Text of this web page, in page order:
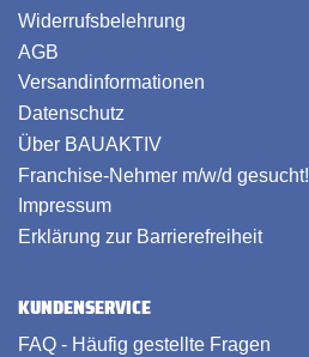
Widerrufsbelehrung
AGB
Versandinformationen
Datenschutz
Über BAUAKTIV
Franchise-Nehmer m/w/d gesucht!
Impressum
Erklärung zur Barrierefreiheit
KUNDENSERVICE
FAQ - Häufig gestellte Fragen